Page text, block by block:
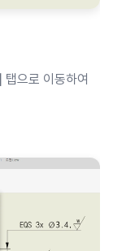
탭으로 이동하여